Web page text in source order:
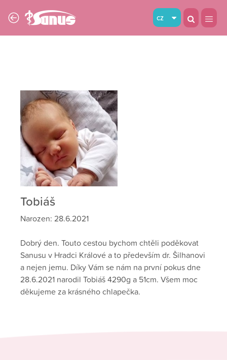
cz
Tobiáš
Narozen: 28.6.2021
Dobrý den. Touto cestou bychom chtěli poděkovat
Sanusu v Hradci Králové a to především dr. Šilhanovi
a nejen jemu. Díky Vám se nám na první pokus dne
28.6.2021 narodil Tobiáš 4290g a 51cm. Všem moc
děkujeme za krásného chlapečka.